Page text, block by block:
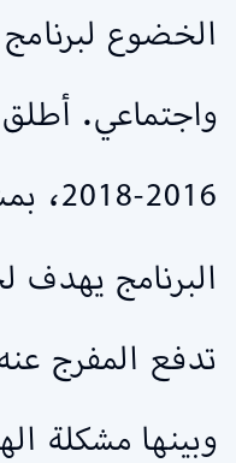
الخضوع
واجتماعي. أطلق
2016-2018، بمشاركة 100 مفرج عنه.
البرنامج يهدف
تدفع المفرج
وبينها مشكلة